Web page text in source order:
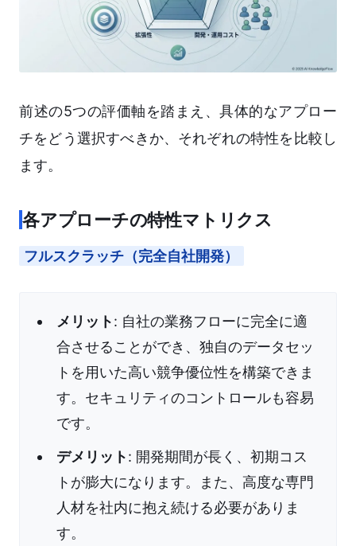
前述の5つの評価軸を踏まえ、具体的なアプロー
チをどう選択すべきか、それぞれの特性を比較し
ます。
各アプローチの特性マトリクス
フルスクラッチ（完全自社開発）
メリット: 自社の業務フローに完全に適
合させることができ、独自のデータセッ
トを用いた高い競争優位性を構築できま
す。セキュリティのコントロールも容易
です。
デメリット: 開発期間が長く、初期コス
トが膨大になります。また、高度な専門
人材を社内に抱え続ける必要がありま
す。